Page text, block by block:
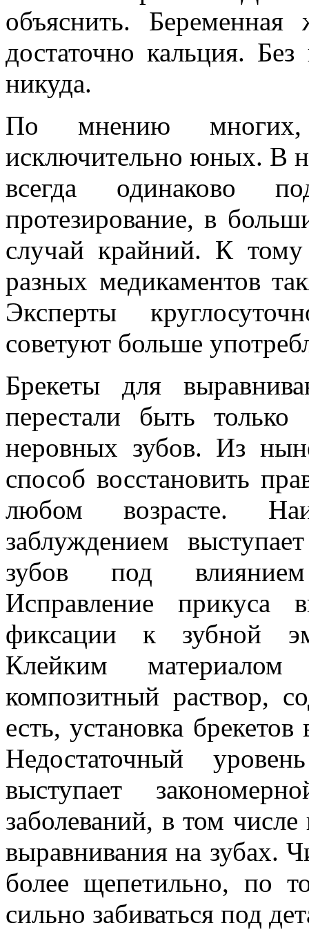
объяснить.
достаточно кальция.
никуда.
По мнению многих,
исключительно юных. В
всегда одинаково
протезирование, в
случай крайний. К тому
разных медикаментов
Эксперты
советуют больше
Брекеты для
перестали быть
неровных зубов. Из
способ восстановить
любом возрасте.
заблуждением
зубов под влиянием
Исправление прикуса
фиксации к зубной
Клейким
композитный раствор,
есть, установка
Недостаточный
выступает
заболеваний, в том
выравнивания на зубах.
более щепетильно, по
сильно забиваться под